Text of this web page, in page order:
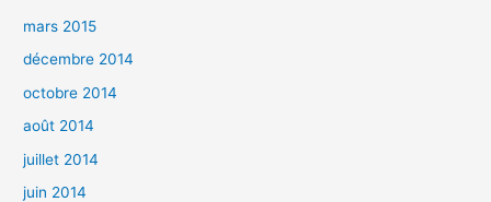
mars 2015
décembre 2014
octobre 2014
août 2014
juillet 2014
juin 2014